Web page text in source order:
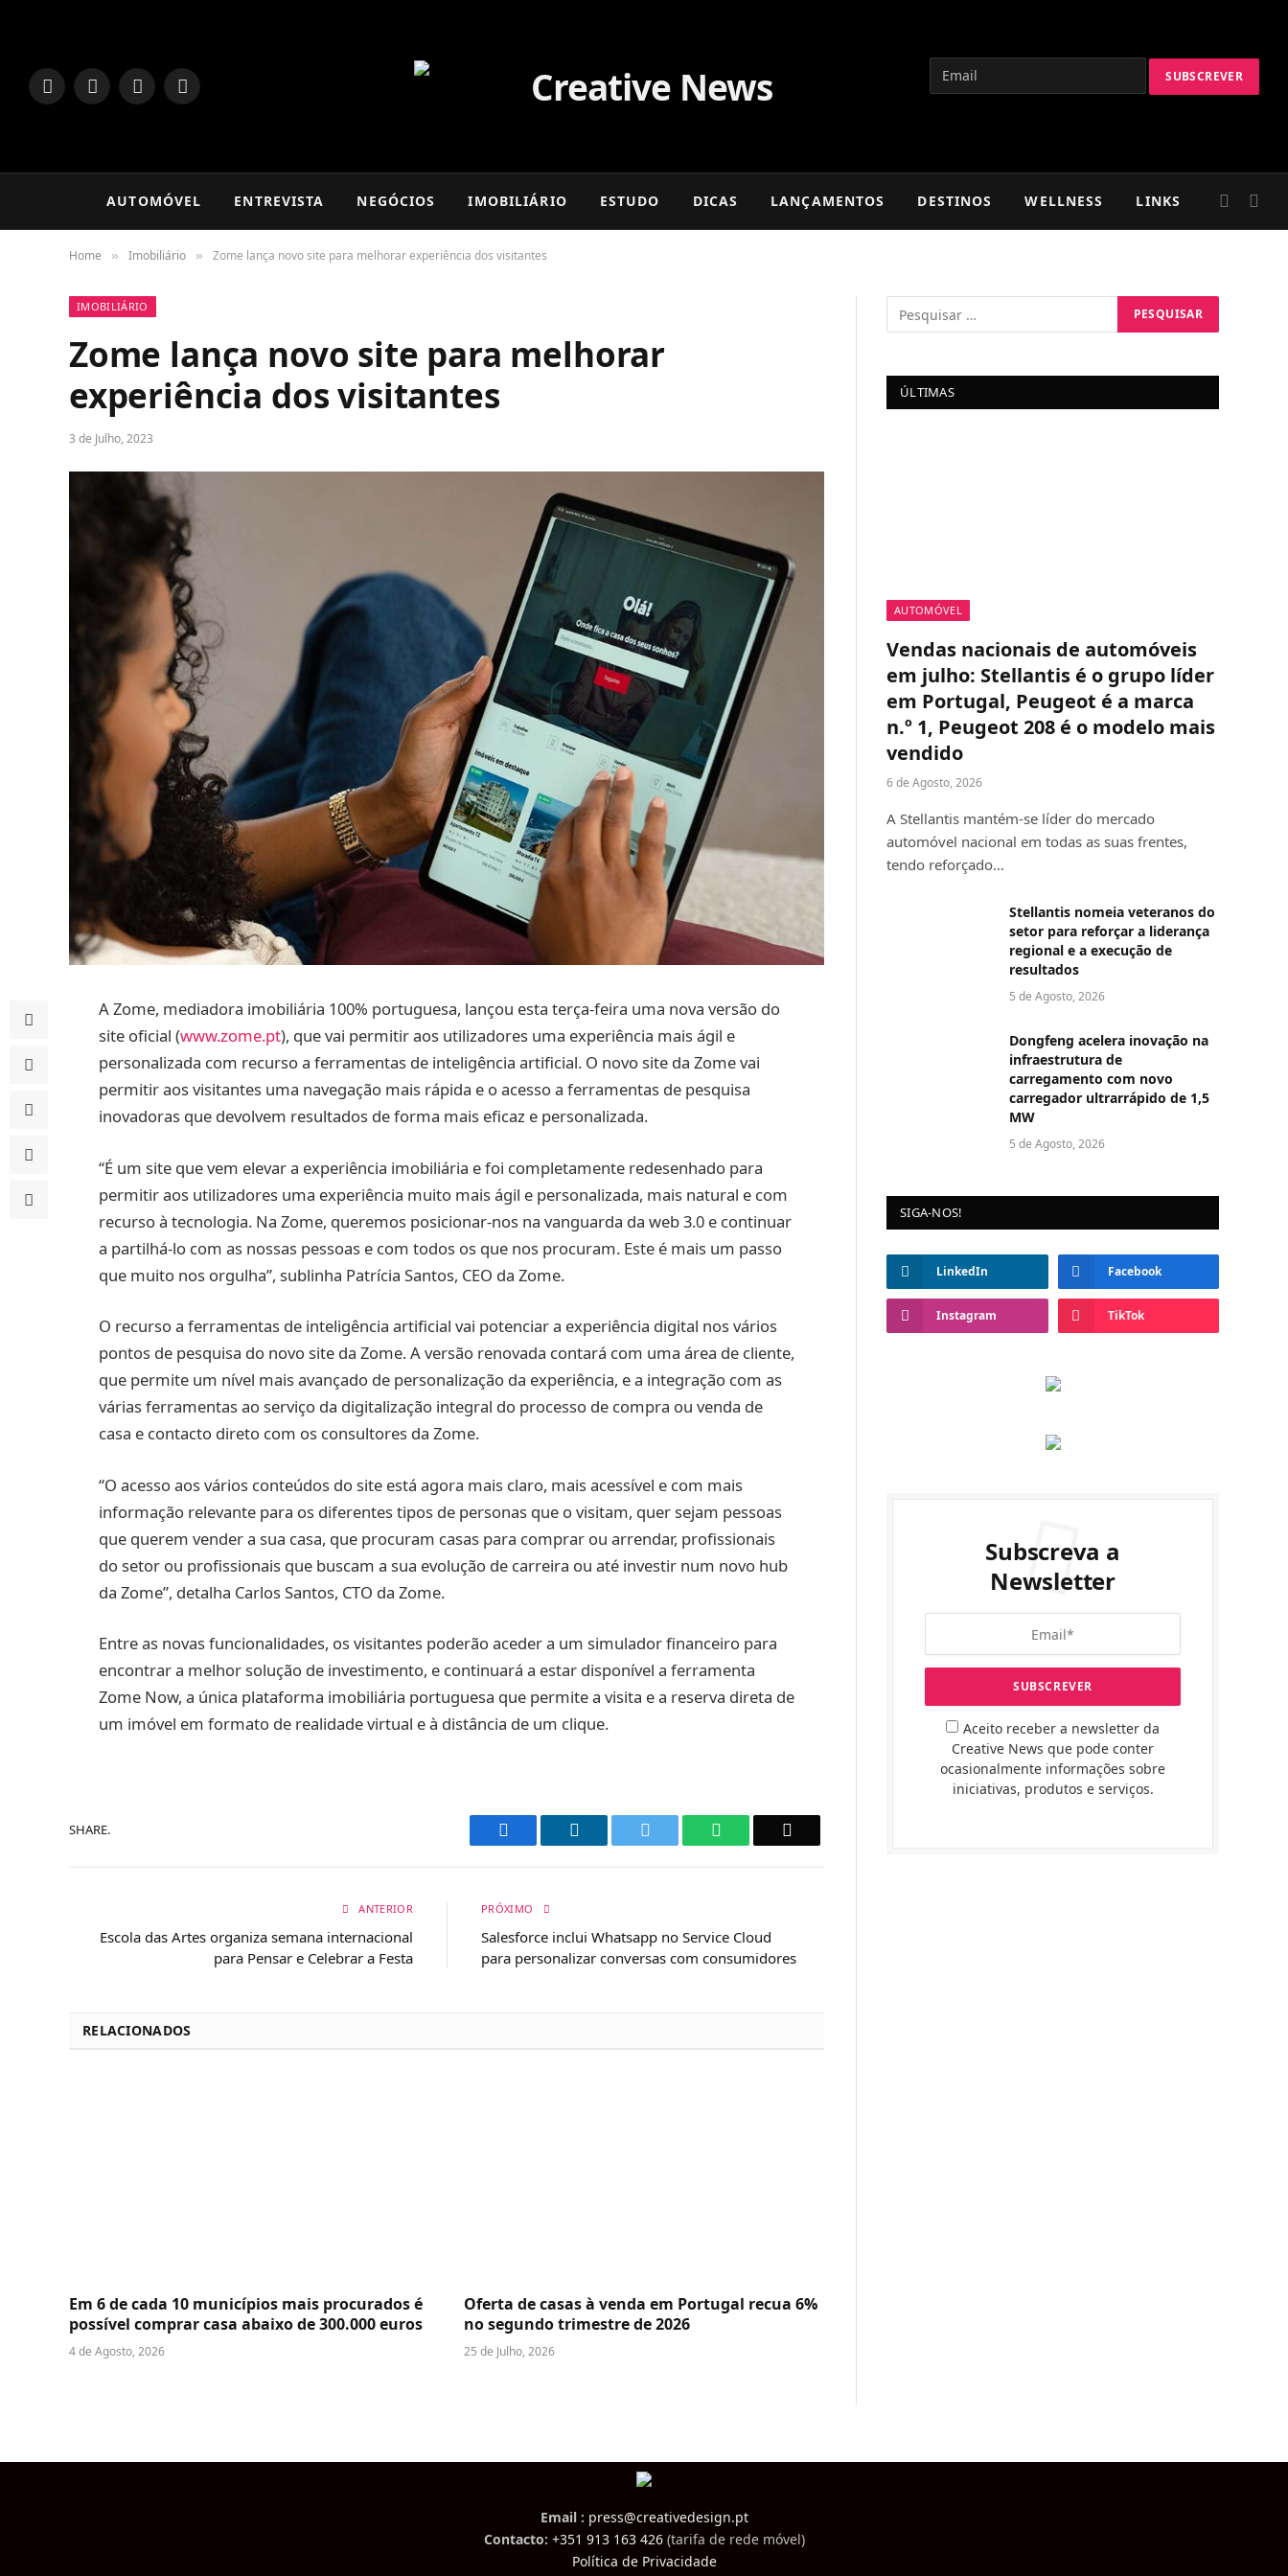
LinkedInFacebookInstagram
TikTok
AUTOMÓVEL ENTREVISTA NEGÓCIOS IMOBILIÁRIO ESTUDO DICAS LANÇAMENTOS DESTINOS WELLNESS LINKS
Home » Imobiliário » Zome lança novo site para melhorar experiência dos visitantes
IMOBILIÁRIO
Zome lança novo site para melhorar
experiência dos visitantes
3 de Julho, 2023
A Zome, mediadora imobiliária 100% portuguesa, lançou esta terça-feira uma nova versão do
site oficial (www.zome.pt), que vai permitir aos utilizadores uma experiência mais ágil e
personalizada com recurso a ferramentas de inteligência artificial. O novo site da Zome vai
permitir aos visitantes uma navegação mais rápida e o acesso a ferramentas de pesquisa
inovadoras que devolvem resultados de forma mais eficaz e personalizada.
“É um site que vem elevar a experiência imobiliária e foi completamente redesenhado para
permitir aos utilizadores uma experiência muito mais ágil e personalizada, mais natural e com
recurso à tecnologia. Na Zome, queremos posicionar-nos na vanguarda da web 3.0 e continuar
a partilhá-lo com as nossas pessoas e com todos os que nos procuram. Este é mais um passo
que muito nos orgulha”, sublinha Patrícia Santos, CEO da Zome.
O recurso a ferramentas de inteligência artificial vai potenciar a experiência digital nos vários
pontos de pesquisa do novo site da Zome. A versão renovada contará com uma área de cliente,
que permite um nível mais avançado de personalização da experiência, e a integração com as
várias ferramentas ao serviço da digitalização integral do processo de compra ou venda de
casa e contacto direto com os consultores da Zome.
“O acesso aos vários conteúdos do site está agora mais claro, mais acessível e com mais
informação relevante para os diferentes tipos de personas que o visitam, quer sejam pessoas
que querem vender a sua casa, que procuram casas para comprar ou arrendar, profissionais
do setor ou profissionais que buscam a sua evolução de carreira ou até investir num novo hub
da Zome”, detalha Carlos Santos, CTO da Zome.
Entre as novas funcionalidades, os visitantes poderão aceder a um simulador financeiro para
encontrar a melhor solução de investimento, e continuará a estar disponível a ferramenta
Zome Now, a única plataforma imobiliária portuguesa que permite a visita e a reserva direta de
um imóvel em formato de realidade virtual e à distância de um clique.
SHARE. Facebook LinkedIn WhatsApp
ANTERIOR
Escola das Artes organiza semana internacional
para Pensar e Celebrar a Festa
PRÓXIMO
Salesforce inclui Whatsapp no Service Cloud
para personalizar conversas com consumidores
RELACIONADOS
Em 6 de cada 10 municípios mais procurados é
possível comprar casa abaixo de 300.000 euros
4 de Agosto, 2026
Oferta de casas à venda em Portugal recua 6%
no segundo trimestre de 2026
25 de Julho, 2026
ÚLTIMAS
AUTOMÓVEL
Vendas nacionais de automóveis
em julho: Stellantis é o grupo líder
em Portugal, Peugeot é a marca
n.º 1, Peugeot 208 é o modelo mais
vendido
6 de Agosto, 2026
A Stellantis mantém-se líder do mercado
automóvel nacional em todas as suas frentes,
tendo reforçado…
Stellantis nomeia veteranos do
setor para reforçar a liderança
regional e a execução de
resultados
5 de Agosto, 2026
Dongfeng acelera inovação na
infraestrutura de
carregamento com novo
carregador ultrarrápido de 1,5
MW
5 de Agosto, 2026
SIGA-NOS!
LinkedIn Facebook
Instagram TikTok
Subscreva a
Newsletter
Aceito receber a newsletter da
Creative News que pode conter
ocasionalmente informações sobre
iniciativas, produtos e serviços.
Email : press@creativedesign.pt
Contacto: +351 913 163 426(tarifa de rede móvel)
Política de Privacidade